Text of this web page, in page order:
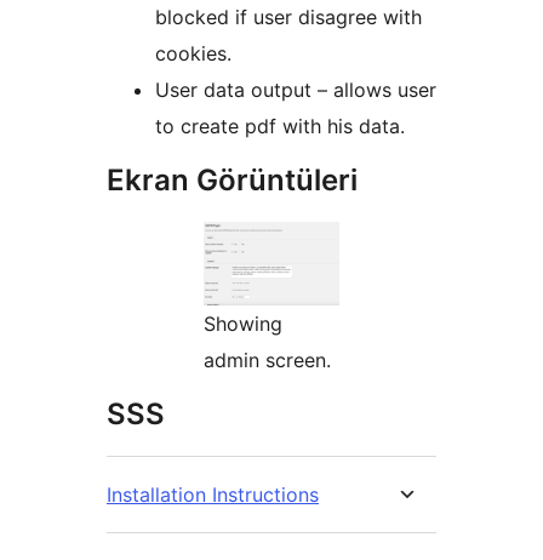
blocked if user disagree with
cookies.
User data output – allows user
to create pdf with his data.
Ekran Görüntüleri
Showing
admin screen.
SSS
Installation Instructions